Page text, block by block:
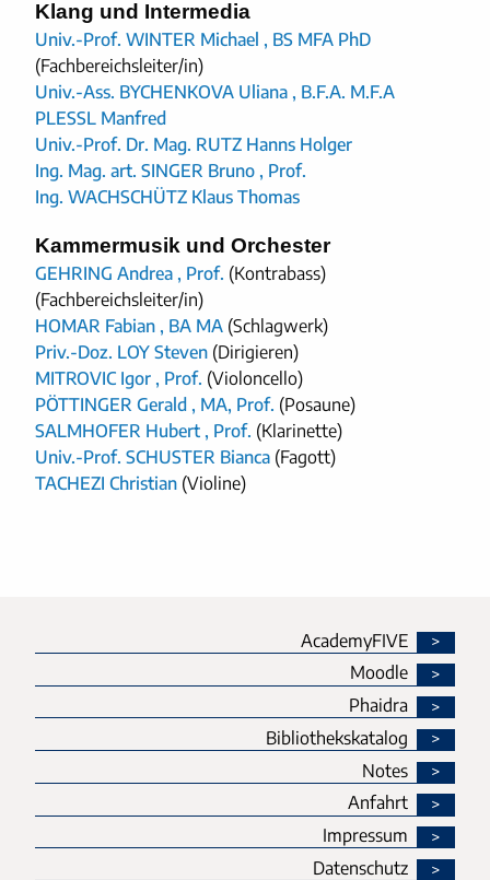
Klang und Intermedia
Univ.-Prof. WINTER Michael , BS MFA PhD
(Fachbereichsleiter/in)
Univ.-Ass. BYCHENKOVA Uliana , B.F.A. M.F.A
PLESSL Manfred
Univ.-Prof. Dr. Mag. RUTZ Hanns Holger
Ing. Mag. art. SINGER Bruno , Prof.
Ing. WACHSCHÜTZ Klaus Thomas
Kammermusik und Orchester
GEHRING Andrea , Prof. (Kontrabass)
(Fachbereichsleiter/in)
HOMAR Fabian , BA MA (Schlagwerk)
Priv.-Doz. LOY Steven (Dirigieren)
MITROVIC Igor , Prof. (Violoncello)
PÖTTINGER Gerald , MA, Prof. (Posaune)
SALMHOFER Hubert , Prof. (Klarinette)
Univ.-Prof. SCHUSTER Bianca (Fagott)
TACHEZI Christian (Violine)
AcademyFIVE
Moodle
Phaidra
Bibliothekskatalog
Notes
Anfahrt
Impressum
Datenschutz